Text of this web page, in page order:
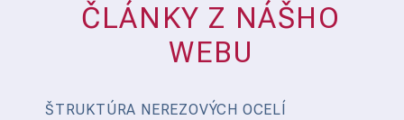
ČLÁNKY Z NÁŠHO
WEBU
ŠTRUKTÚRA NEREZOVÝCH OCELÍ